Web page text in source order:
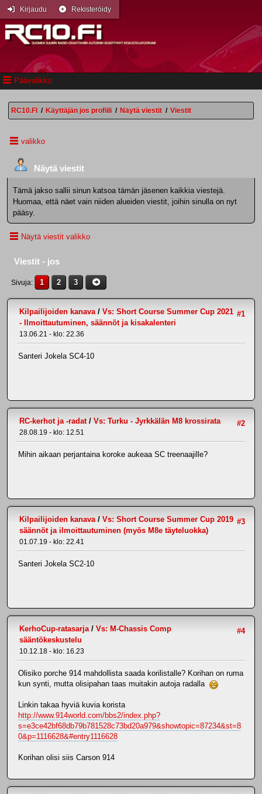
Päävalikko
Kirjaudu Rekisteröidy
RC10.FI / Käyttäjän jos profiili / Näytä viestit / Viestit
valikko
Näytä viestit
Tämä jakso sallii sinun katsoa tämän jäsenen kaikkia viestejä.
Huomaa, että näet vain niiden alueiden viestit, joihin sinulla on nyt
pääsy.
Näytä viestit valikko
Viestit - jos
Sivuja 1 2 3
#1
Kilpailijoiden kanava/ Vs: Short Course Summer Cup 2021
- Ilmoittautuminen, säännöt ja kisakalenteri
13.06.21 - klo: 22.36
Santeri Jokela SC4-10
#2
RC-kerhot ja -radat/ Vs: Turku - Jyrkkälän M8 krossirata
28.08.19 - klo: 12.51
Mihin aikaan perjantaina koroke aukeaa SC treenaajille?
#3
Kilpailijoiden kanava/ Vs: Short Course Summer Cup 2019
säännöt ja ilmoittautuminen (myös M8e täyteluokka)
01.07.19 - klo: 22.41
Santeri Jokela SC2-10
#4
KerhoCup-ratasarja/ Vs: M-Chassis Comp
sääntökeskustelu
10.12.18 - klo: 16.23
Olisiko porche 914 mahdollista saada korilistalle? Korihan on ruma
kun synti, mutta olisipahan taas muitakin autoja radalla
Linkin takaa hyviä kuvia korista
http://www.914world.com/bbs2/index.php?
s=e3ce42bf68db79b781528c73bd20a979&showtopic=87234&st=8
0&p=1116628&#entry1116628
Korihan olisi siis Carson 914